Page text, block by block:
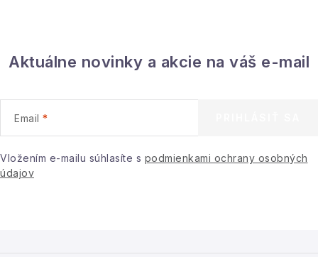
Aktuálne novinky a akcie na váš e-mail
Email
Vložením e-mailu súhlasíte s podmienkami ochrany osobných
údajov